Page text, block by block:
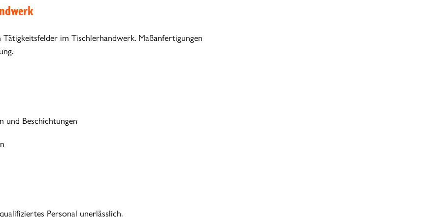
im Tischlerhandwerk. Maßanfertigungen
und Beschichtungen
Personal unerlässlich.